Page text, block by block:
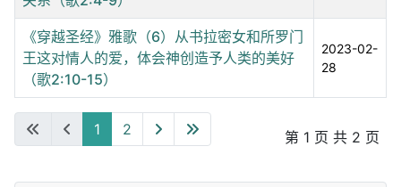
《穿越圣经》雅歌（6）从书拉密女和所罗门
王这对情人的爱，体会神创造予人类的美好
（歌2:10-15）
2023-02-
28
第 1 页 共 2 页
1 2